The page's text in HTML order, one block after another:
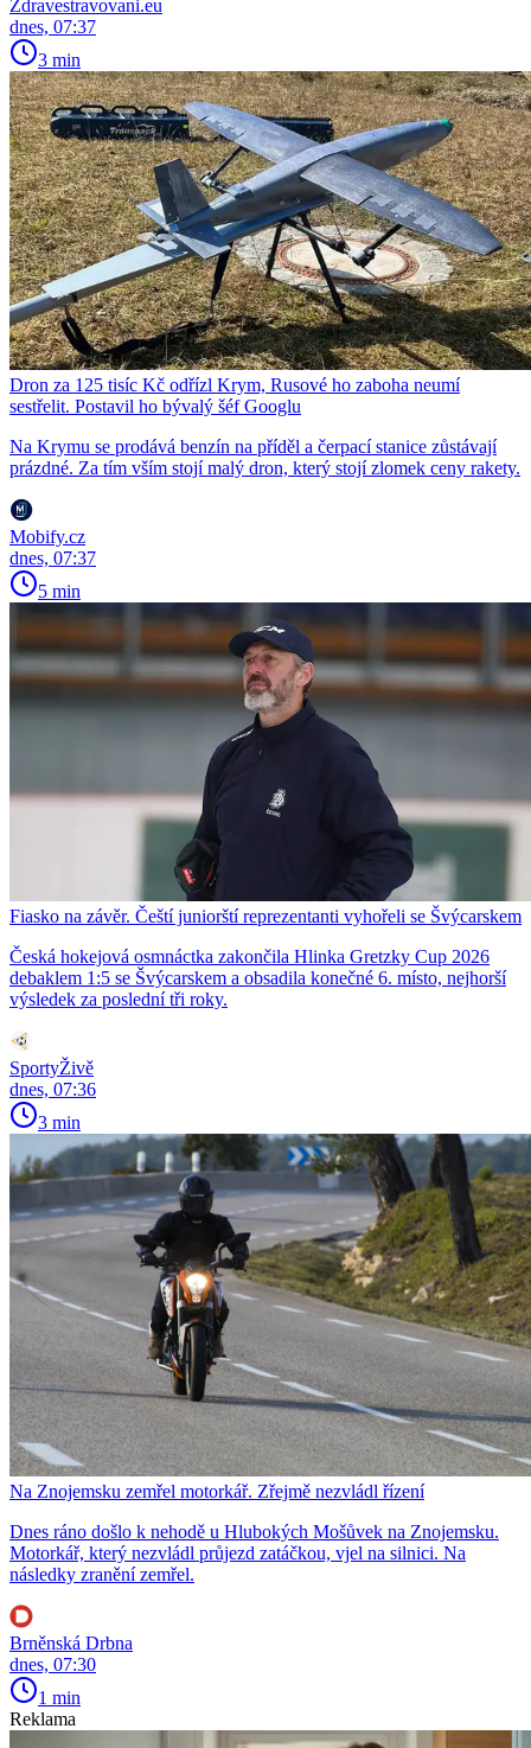
Zdravestravovani.eu
dnes, 07:37
3 min
Dron za 125 tisíc Kč odřízl Krym, Rusové ho zaboha neumí
sestřelit. Postavil ho bývalý šéf Googlu
Na Krymu se prodává benzín na příděl a čerpací stanice zůstávají
prázdné. Za tím vším stojí malý dron, který stojí zlomek ceny rakety.
Mobify.cz
dnes, 07:37
5 min
Fiasko na závěr. Čeští juniorští reprezentanti vyhořeli se Švýcarskem
Česká hokejová osmnáctka zakončila Hlinka Gretzky Cup 2026
debaklem 1:5 se Švýcarskem a obsadila konečné 6. místo, nejhorší
výsledek za poslední tři roky.
SportyŽivě
dnes, 07:36
3 min
Na Znojemsku zemřel motorkář. Zřejmě nezvládl řízení
Dnes ráno došlo k nehodě u Hlubokých Mošůvek na Znojemsku.
Motorkář, který nezvládl průjezd zatáčkou, vjel na silnici. Na
následky zranění zemřel.
Brněnská Drbna
dnes, 07:30
1 min
Reklama